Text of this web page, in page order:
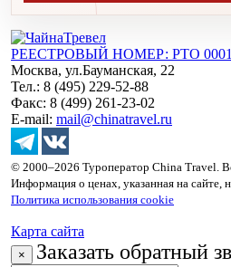
РЕЕСТРОВЫЙ НОМЕР: РТО
Москва, ул.Бауманская, 22
Тел.: 8 (495) 229-52-88
Факс: 8 (499) 261-23-02
E-mail: mail@chinatravel.ru
© 2000–2026 Туроператор China Travel.
Информация о ценах, указанная на сайте,
Политика использования cookie
Карта сайта
× Заказать обратный